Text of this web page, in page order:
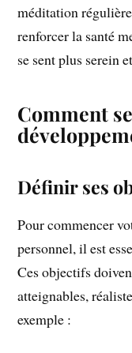
méditation
renforcer la santé
se sent plus serein
Comment
Définir ses
Pour commencer
personnel, il est
Ces objectifs
atteignables,
exemple :